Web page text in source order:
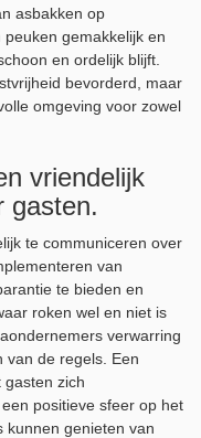
asbakken op
gemakkelijk en
en ordelijk blijft.
bevorderd, maar
omgeving voor zowel
vriendelijk
gasten.
te communiceren over
van
te bieden en
roken wel en niet is
verwarring
van de regels. Een
zich
positieve sfeer op het
kunnen genieten van